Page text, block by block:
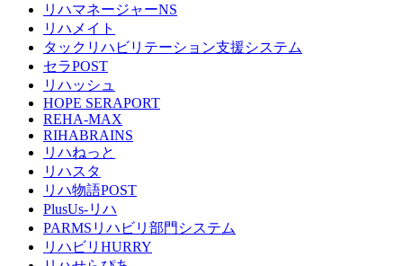
リハマネージャーNS
リハメイト
タックリハビリテーション支援システム
セラPOST
リハッシュ
HOPE SERAPORT
REHA-MAX
RIHABRAINS
リハねっと
リハスタ
リハ物語POST
PlusUs-リハ
PARMSリハビリ部門システム
リハビリHURRY